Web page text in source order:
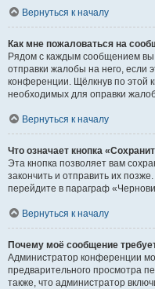
Вернуться к началу
Как мне пожаловаться на
Рядом с каждым сообщением вы
отправки жалобы на него, если
конференции. Щёлкнув по этой
необходимых для оправки
Вернуться к началу
Что означает кнопка
Эта кнопка позволяет вам
закончить и отправить их
перейдите в параграф
Вернуться к началу
Почему моё сообщение
Администратор конференции
предварительного просмотра
также, что администратор